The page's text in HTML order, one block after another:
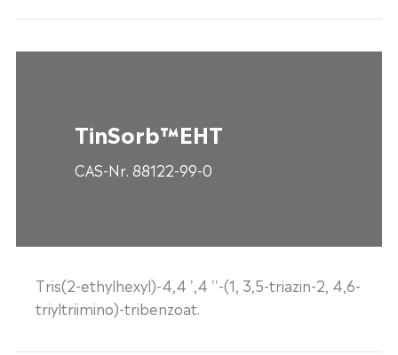
TinSorb™EHT
CAS-Nr. 88122-99-0
Tris(2-ethylhexyl)-4,4 ',4 ''-(1, 3,5-triazin-2, 4,6-
triyltriimino)-tribenzoat.